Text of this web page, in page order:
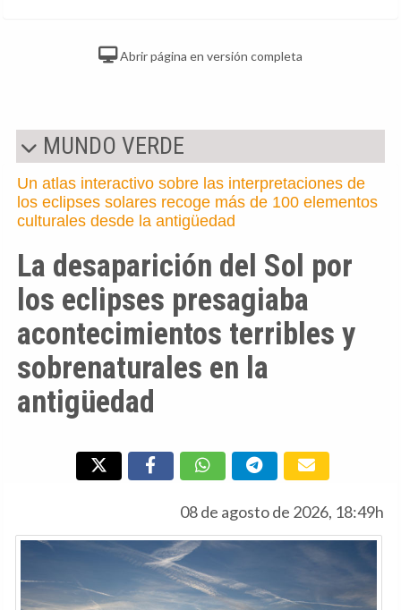
Abrir página en versión completa
MUNDO VERDE
Un atlas interactivo sobre las interpretaciones de
los eclipses solares recoge más de 100 elementos
culturales desde la antigüedad
La desaparición del Sol por
los eclipses presagiaba
acontecimientos terribles y
sobrenaturales en la
antigüedad
08 de agosto de 2026, 18:49h